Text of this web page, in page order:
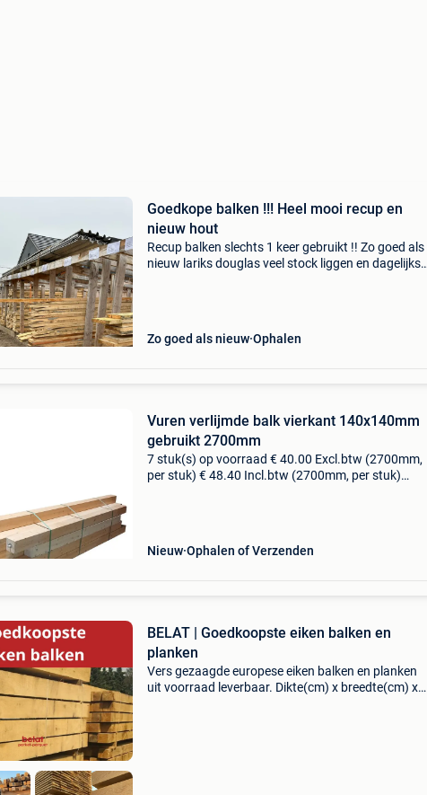
Goedkope balken !!! Heel mooi recup en
nieuw hout
Recup balken slechts 1 keer gebruikt !! Zo goed als
nieuw lariks douglas veel stock liggen en dagelijks
Zo goed als nieuw Ophalen
Vuren verlijmde balk vierkant 140x140mm
gebruikt 2700mm
7 stuk(s) op voorraad € 40.00 Excl.btw (2700mm,
per stuk) € 48.40 Incl.btw (2700mm, per stuk)
Nieuw Ophalen of Verzenden
BELAT | Goedkoopste eiken balken en
planken
Vers gezaagde europese eiken balken en planken
uit voorraad leverbaar. Dikte(cm) x breedte(cm) x